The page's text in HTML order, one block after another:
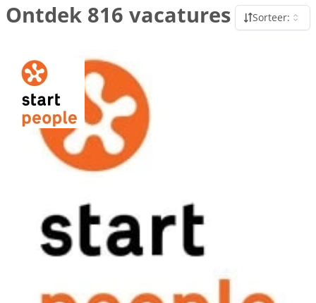
Ontdek 816 vacatures Sorteer: